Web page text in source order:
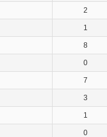
2
1
8
0
7
3
1
0